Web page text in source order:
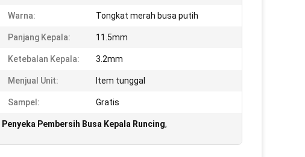
Warna: Tongkat merah busa putih
Panjang Kepala: 11.5mm
Ketebalan Kepala: 3.2mm
Menjual Unit: Item tunggal
Sampel: Gratis
Penyeka Pembersih Busa Kepala Runcing,